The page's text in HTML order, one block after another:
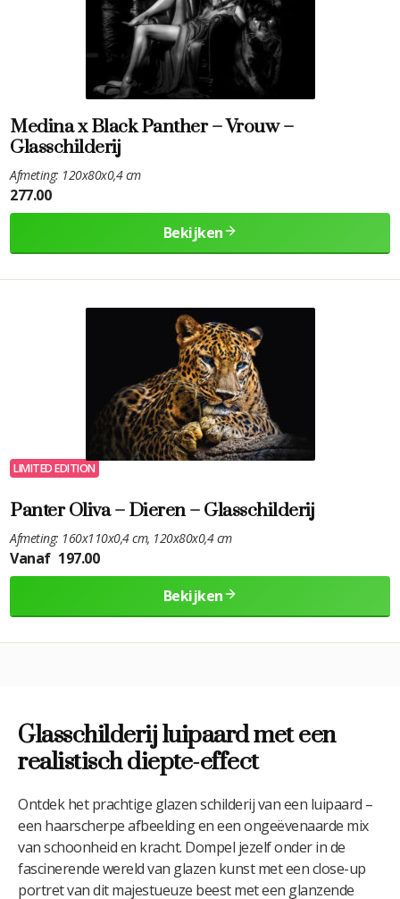
Medina x Black Panther – Vrouw –
Glasschilderij
Afmeting: 120x80x0,4 cm
277.00
Bekijken
LIMITED EDITION
Panter Oliva – Dieren – Glasschilderij
Afmeting: 160x110x0,4 cm, 120x80x0,4 cm
Vanaf 197.00
Bekijken
Glasschilderij luipaard met een
realistisch diepte-effect
Ontdek het prachtige glazen schilderij van een luipaard –
een haarscherpe afbeelding en een ongeëvenaarde mix
van schoonheid en kracht. Dompel jezelf onder in de
fascinerende wereld van glazen kunst met een close-up
portret van dit majestueuze beest met een glanzende